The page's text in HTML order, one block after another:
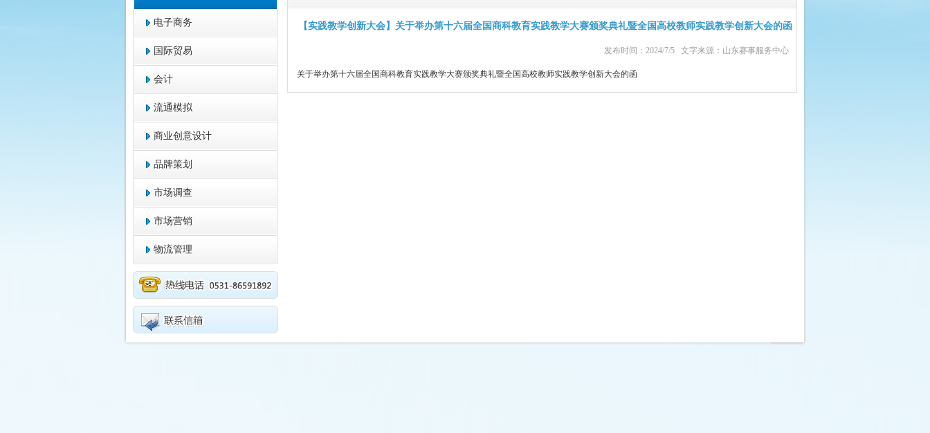
电子商务
国际贸易
会计
流通模拟
商业创意设计
品牌策划
市场调查
市场营销
物流管理
【实践教学创新大会】关于举办第十六届全国商科教育实践教学大赛颁奖典礼暨全国高校教师实践教学创新大会的函
发布时间：2024/7/5 文字来源：山东赛事服务中心
关于举办第十六届全国商科教育实践教学大赛颁奖典礼暨全国高校教师实践教学创新大会的函